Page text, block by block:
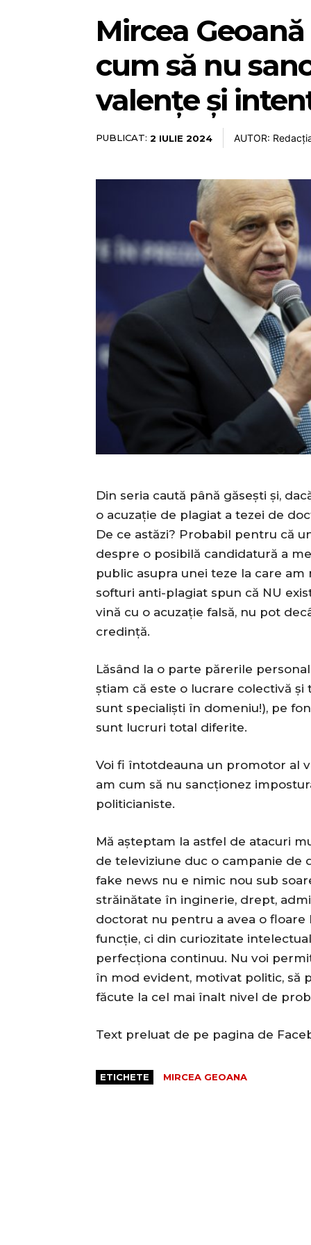
Mircea
cum să nu
valențe și
PUBLICAT: 2 IULIE 2024 AUTOR:
Din seria caută până găsești și,
o acuzație de plagiat a tezei de
De ce astăzi? Probabil pentru că
despre o posibilă candidatură a
public asupra unei teze la care
softuri anti-plagiat spun că NU
vină cu o acuzație falsă, nu pot
credință.
Lăsând la o parte părerile
știam că este o lucrare colectivă
sunt specialiști în domeniu!), pe
sunt lucruri total diferite.
Voi fi întotdeauna un promotor al
am cum să nu sancționez
politicianiste.
Mă așteptam la astfel de atacuri
de televiziune duc o campanie de
fake news nu e nimic nou sub
străinătate în inginerie, drept,
doctorat nu pentru a avea o
funcție, ci din curiozitate
perfecționa continuu. Nu voi
în mod evident, motivat politic, să
făcute la cel mai înalt nivel de
Text preluat de pe pagina de
ETICHETE MIRCEA GEOANA